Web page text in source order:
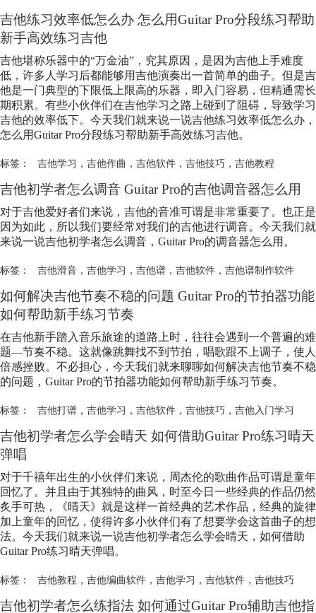
吉他练习效率低怎么办 怎么用Guitar Pro分段练习帮助
新手高效练习吉他
吉他堪称乐器中的“万金油”，究其原因，是因为吉他上手难度
低，许多人学习后都能够用吉他演奏出一首简单的曲子。但是吉
他是一门典型的下限低上限高的乐器，即入门容易，但精通需长
期积累。有些小伙伴们在吉他学习之路上碰到了阻碍，导致学习
吉他的效率低下。今天我们就来说一说吉他练习效率低怎么办，
怎么用Guitar Pro分段练习帮助新手高效练习吉他。
标签： 吉他学习 ， 吉他作曲 ， 吉他软件， 吉他技巧， 吉他教程
吉他初学者怎么调音 Guitar Pro的吉他调音器怎么用
对于吉他爱好者们来说，吉他的音准可谓是非常重要了。也正是
因为如此，所以我们要经常对我们的吉他进行调音。今天我们就
来说一说吉他初学者怎么调音，Guitar Pro的调音器怎么用。
标签： 吉他滑音， 吉他学习 ， 吉他谱， 吉他软件， 吉他谱制作软件
如何解决吉他节奏不稳的问题 Guitar Pro的节拍器功能
如何帮助新手练习节奏
在吉他新手踏入音乐旅途的道路上时，往往会遇到一个普遍的难
题—节奏不稳。这就像跳舞找不到节拍，唱歌跟不上调子，使人
倍感挫败。不必担心，今天我们就来聊聊如何解决吉他节奏不稳
的问题，Guitar Pro的节拍器功能如何帮助新手练习节奏。
标签： 吉他打谱， 吉他学习 ， 吉他软件， 吉他技巧， 吉他入门学习
吉他初学者怎么学会晴天 如何借助Guitar Pro练习晴天
弹唱
对于千禧年出生的小伙伴们来说，周杰伦的歌曲作品可谓是童年
回忆了。并且由于其独特的曲风，时至今日一些经典的作品仍然
炙手可热，《晴天》就是这样一首经典的艺术作品，经典的旋律
加上童年的回忆，使得许多小伙伴们有了想要学会这首曲子的想
法。今天我们就来说一说吉他初学者怎么学会晴天，如何借助
Guitar Pro练习晴天弹唱。
标签： 吉他教程 ， 吉他编曲软件， 吉他学习 ， 吉他软件， 吉他技巧
吉他初学者怎么练指法 如何通过Guitar Pro辅助吉他指